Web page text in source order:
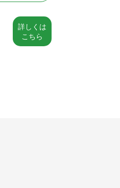
詳しくは
こちら